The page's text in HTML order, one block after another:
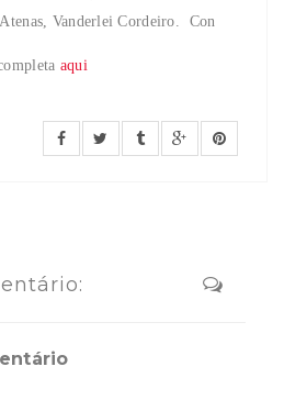
Vanderlei Cordeiro. Con
aqui